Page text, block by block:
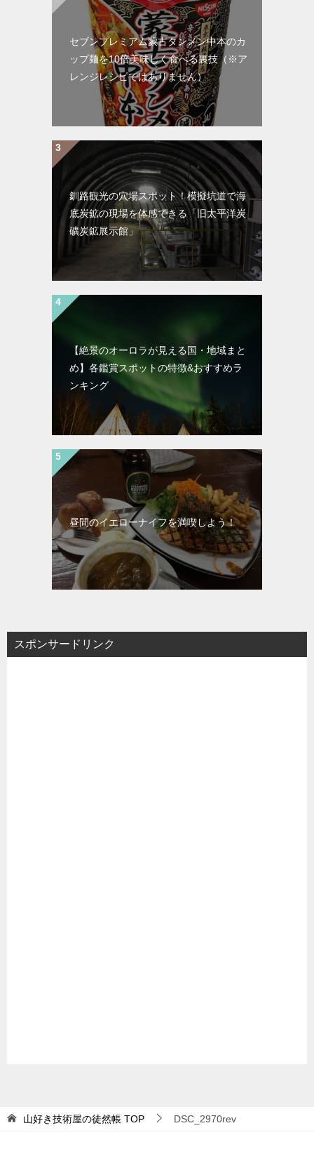
セブンプレミアム蒙古タンメン中本のカ
ップ麺を10倍美味しく食べる裏技（※ア
レンジレシピではありません）
釧路観光の穴場スポット！模擬坑道で海
底炭鉱の現場を体感できる「旧太平洋炭
礦炭鉱展示館」
【絶景のオーロラが見える国・地域まと
め】各鑑賞スポットの特徴&おすすめラ
ンキング
昼間のイエローナイフを満喫しよう！
スポンサードリンク
山好き技術屋の徒然帳 TOP DSC_2970rev